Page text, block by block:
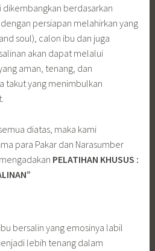
berdasarkan
persiapan melahirkan yang
soul), calon ibu dan juga
akan dapat melalui
aman, tenang, dan
takut yang menimbulkan
diatas, maka kami
para Pakar dan Narasumber
PELATIHAN KHUSUS :
bersalin yang emosinya labil
lebih tenang dalam